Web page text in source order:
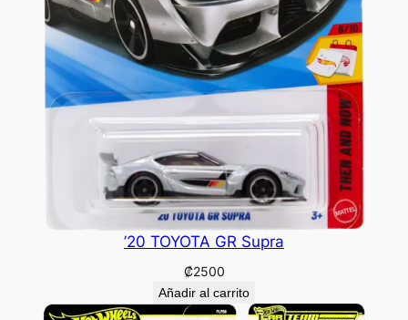
’20 TOYOTA GR Supra
₡2500
Añadir al carrito